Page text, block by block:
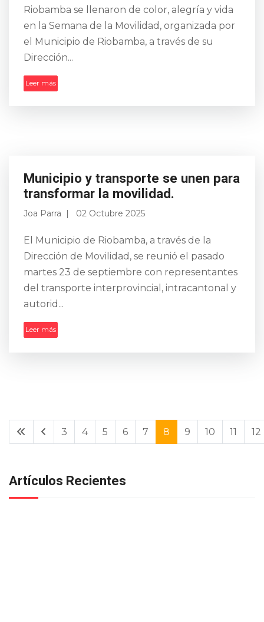
Riobamba se llenaron de color, alegría y vida
en la Semana de la Movilidad, organizada por
el Municipio de Riobamba, a través de su
Dirección...
Leer más
Municipio y transporte se unen para
transformar la movilidad.
Joa Parra 02 Octubre 2025
El Municipio de Riobamba, a través de la
Dirección de Movilidad, se reunió el pasado
martes 23 de septiembre con representantes
del transporte interprovincial, intracantonal y
autorid...
Leer más
3 4 5 6 7 8 9 10 11 12
Artículos Recientes